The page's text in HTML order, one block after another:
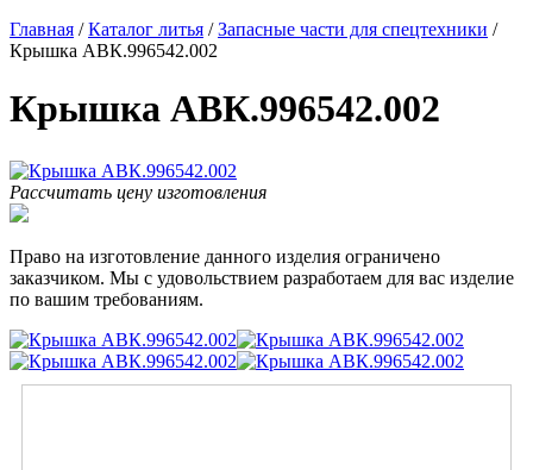
Главная /Каталог литья /Запасные части для спецтехники /
Крышка АВК.996542.002
Крышка АВК.996542.002
Рассчитать цену изготовления
Право на изготовление данного изделия ограничено
заказчиком. Мы с удовольствием разработаем для вас изделие
по вашим требованиям.